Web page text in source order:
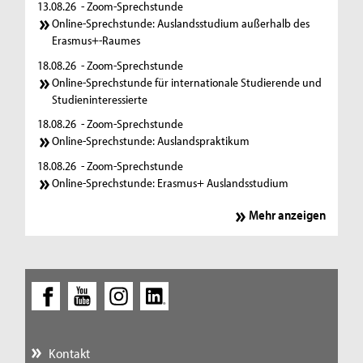
13.08.26 - Zoom-Sprechstunde
Online-Sprechstunde: Auslandsstudium außerhalb des
Erasmus+-Raumes
18.08.26 - Zoom-Sprechstunde
Online-Sprechstunde für internationale Studierende und
Studieninteressierte
18.08.26 - Zoom-Sprechstunde
Online-Sprechstunde: Auslandspraktikum
18.08.26 - Zoom-Sprechstunde
Online-Sprechstunde: Erasmus+ Auslandsstudium
Mehr anzeigen
Kontakt